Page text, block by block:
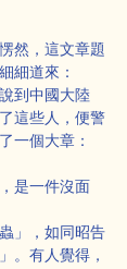
然，這文章題
細道來：
到中國大陸
這些人，便警
一個大章：
是一件沒面
」，如同昭告
。有人覺得，